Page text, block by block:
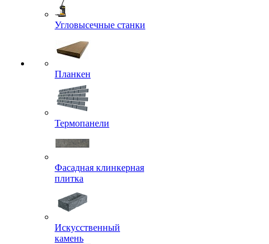
Угловысечные станки
Планкен
Термопанели
Фасадная клинкерная
плитка
Искусственный
камень